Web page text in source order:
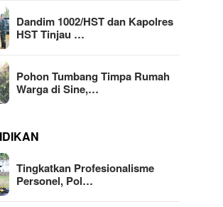
Dandim 1002/HST dan Kapolres
HST Tinjau …
Pohon Tumbang Timpa Rumah
Warga di Sine,…
Tingkatkan Profesionalisme
Personel, Pol…